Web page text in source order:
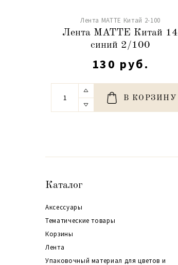
Лента MATTE Китай 2-100
Лента MATTE Китай 14
синий 2/100
130 руб.
В КОРЗИНУ
Каталог
Аксессуары
Тематические товары
Корзины
Лента
Упаковочный материал для цветов и